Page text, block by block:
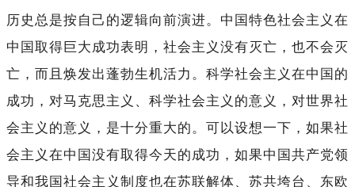
历史总是按自己的逻辑向前演进。中国特色社会主义在
中国取得巨大成功表明，社会主义没有灭亡，也不会灭
亡，而且焕发出蓬勃生机活力。科学社会主义在中国的
成功，对马克思主义、科学社会主义的意义，对世界社
会主义的意义，是十分重大的。可以设想一下，如果社
会主义在中国没有取得今天的成功，如果中国共产党领
导和我国社会主义制度也在苏联解体、苏共垮台、东欧